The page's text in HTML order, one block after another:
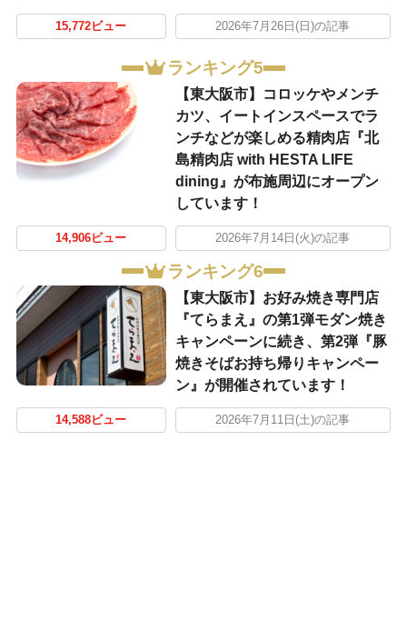
15,772ビュー 2026年7月26日(日)の記事
ランキング5
【東大阪市】コロッケやメンチ
カツ、イートインスペースでラ
ンチなどが楽しめる精肉店『北
島精肉店 with HESTA LIFE
dining』が布施周辺にオープン
しています！
14,906ビュー 2026年7月14日(火)の記事
ランキング6
【東大阪市】お好み焼き専門店
『てらまえ』の第1弾モダン焼き
キャンペーンに続き、第2弾『豚
焼きそばお持ち帰りキャンペー
ン』が開催されています！
14,588ビュー 2026年7月11日(土)の記事